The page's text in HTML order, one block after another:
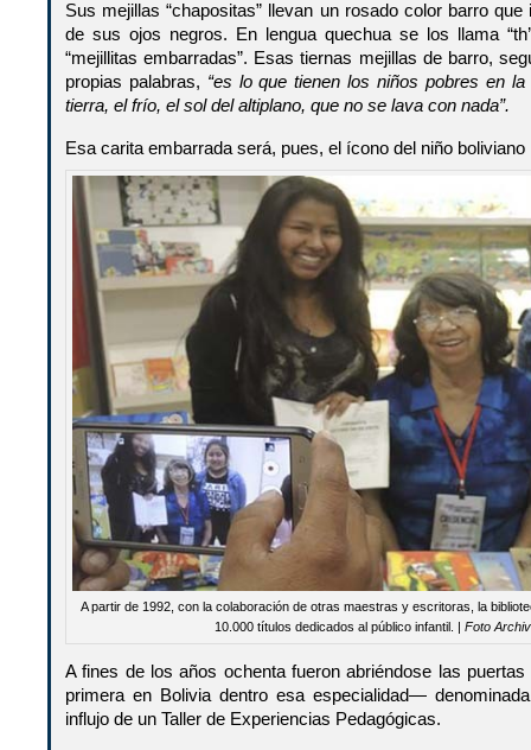
Sus mejillas “chapositas” llevan un rosado color barro
de sus ojos negros. En lengua quechua se los llama
“mejillitas embarradas”. Esas tiernas mejillas de barro,
propias palabras, “es lo que tienen los niños pobres en
tierra, el frío, el sol del altiplano, que no se lava con nada”.
Esa carita embarrada será, pues, el ícono del niño
A partir de 1992, con la colaboración de otras maestras y escritoras, la
10.000 títulos dedicados al público infantil. | Foto
A fines de los años ochenta fueron abriéndose las
primera en Bolivia dentro esa especialidad— denominada
influjo de un Taller de Experiencias Pedagógicas.